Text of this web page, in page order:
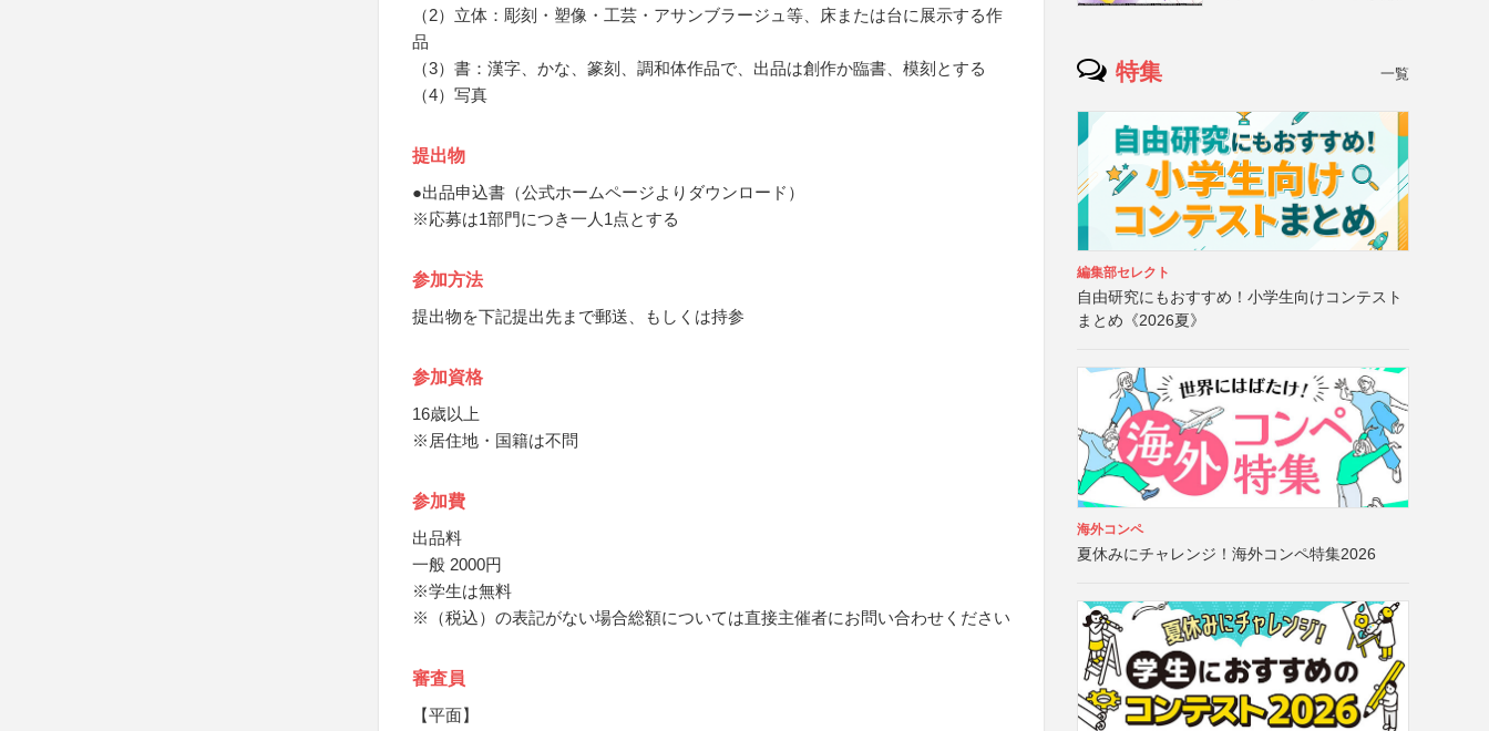
（2）立体：彫刻・塑像・工芸・アサンブラージュ等、床または台に展示する作
品
（3）書：漢字、かな、篆刻、調和体作品で、出品は創作か臨書、模刻とする
（4）写真
提出物
●出品申込書（公式ホームページよりダウンロード）
※応募は1部門につき一人1点とする
参加方法
提出物を下記提出先まで郵送、もしくは持参
参加資格
16歳以上
※居住地・国籍は不問
参加費
出品料
一般 2000円
※学生は無料
※（税込）の表記がない場合総額については直接主催者にお問い合わせください
審査員
【平面】
特集 一覧
編集部セレクト
自由研究にもおすすめ！小学生向けコンテスト
まとめ《2026夏》
海外コンペ
夏休みにチャレンジ！海外コンペ特集2026